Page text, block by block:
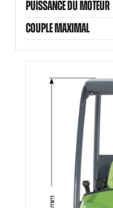
PUISSANCE DU MOTEUR
COUPLE MAXIMAL